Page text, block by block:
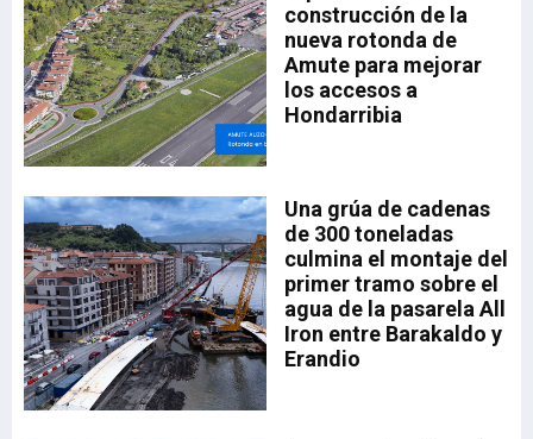
construcción de la
nueva rotonda de
Amute para mejorar
los accesos a
Hondarribia
Una grúa de cadenas
de 300 toneladas
culmina el montaje del
primer tramo sobre el
agua de la pasarela All
Iron entre Barakaldo y
Erandio